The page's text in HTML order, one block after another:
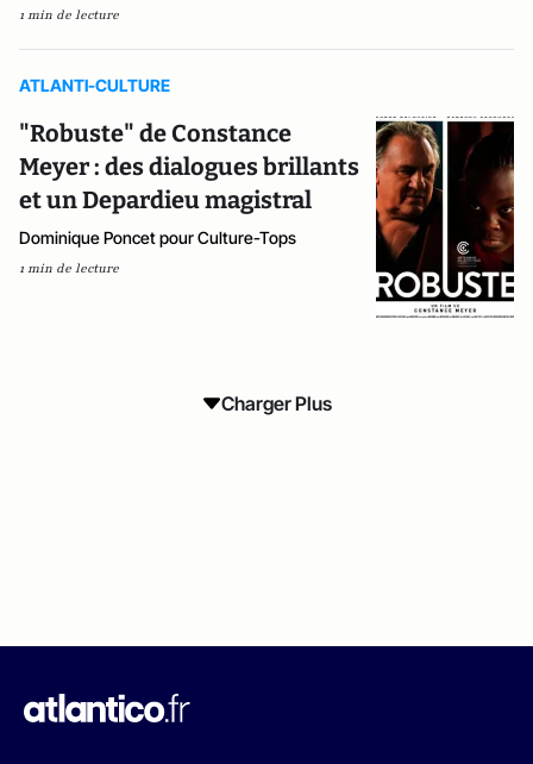
1 min de lecture
ATLANTI-CULTURE
"Robuste" de Constance
Meyer : des dialogues brillants
et un Depardieu magistral
Dominique Poncet pour Culture-Tops
1 min de lecture
Charger Plus